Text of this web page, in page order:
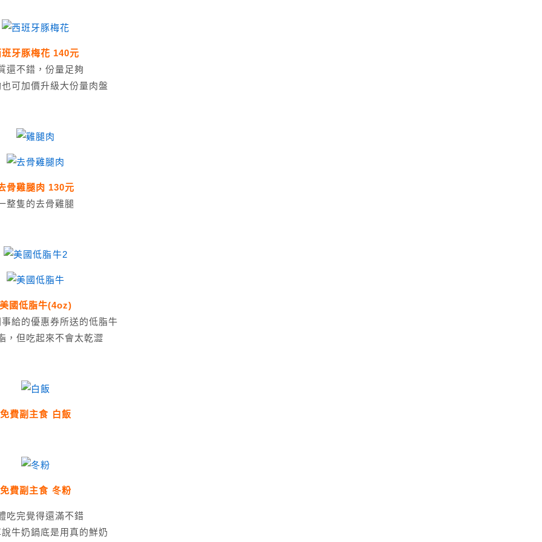
班牙豚梅花 140元
還不錯，份量足夠
可加價升級大份量肉盤
骨雞腿肉 130元
整隻的去骨雞腿
美國低脂牛(4oz)
給的優惠券所送的低脂牛
，但吃起來不會太乾澀
免費副主食 白飯
免費副主食 冬粉
吃完覺得還滿不錯
牛奶鍋底是用真的鮮奶